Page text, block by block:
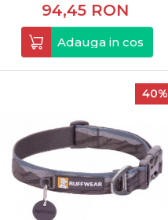
94,45 RON
Adauga in cos
40%